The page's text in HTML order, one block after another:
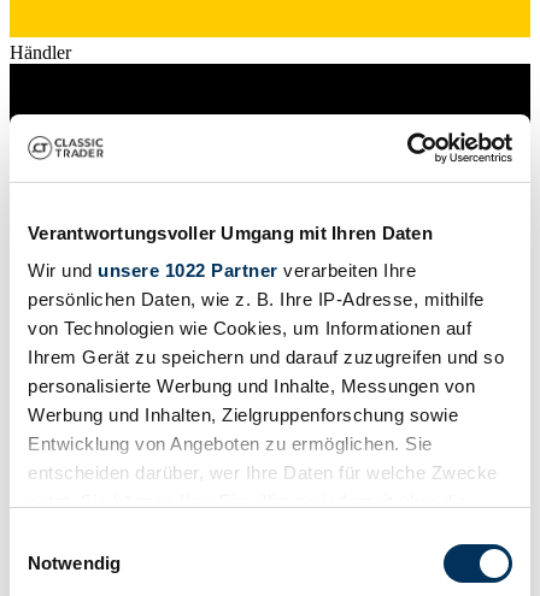
Verantwortungsvoller Umgang mit Ihren Daten
Wir und unsere 1022 Partner verarbeiten Ihre
persönlichen Daten, wie z. B. Ihre IP-Adresse, mithilfe
von Technologien wie Cookies, um Informationen auf
Ihrem Gerät zu speichern und darauf zuzugreifen und so
personalisierte Werbung und Inhalte, Messungen von
Werbung und Inhalten, Zielgruppenforschung sowie
Entwicklung von Angeboten zu ermöglichen. Sie
entscheiden darüber, wer Ihre Daten für welche Zwecke
Trigger Symbol ändern oder widerrufen
Notwendig
Händler
Händler